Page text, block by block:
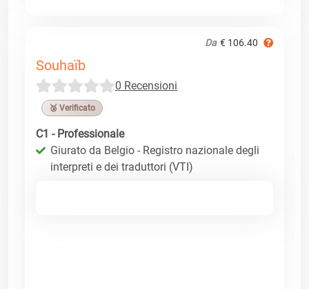
Da € 106.40
Souhaïb
0 Recensioni
🥉 Verificato
C1 - Professionale
Giurato da Belgio - Registro nazionale degli
interpreti e dei traduttori (VTI)